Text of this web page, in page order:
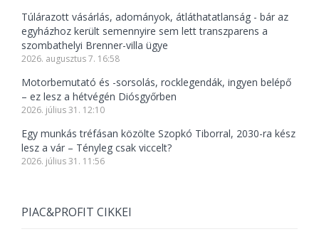
Túlárazott vásárlás, adományok, átláthatatlanság - bár az
egyházhoz került semennyire sem lett transzparens a
szombathelyi Brenner-villa ügye
2026. augusztus 7. 16:58
Motorbemutató és -sorsolás, rocklegendák, ingyen belépő
– ez lesz a hétvégén Diósgyőrben
2026. július 31. 12:10
Egy munkás tréfásan közölte Szopkó Tiborral, 2030-ra kész
lesz a vár – Tényleg csak viccelt?
2026. július 31. 11:56
PIAC&PROFIT CIKKEI